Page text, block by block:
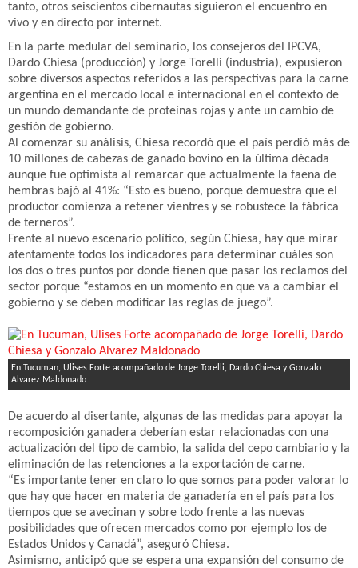
tanto, otros seiscientos cibernautas siguieron el encuentro en
vivo y en directo por internet.
En la parte medular del seminario, los consejeros del IPCVA,
Dardo Chiesa (producción) y Jorge Torelli (industria), expusieron
sobre diversos aspectos referidos a las perspectivas para la carne
argentina en el mercado local e internacional en el contexto de
un mundo demandante de proteínas rojas y ante un cambio de
gestión de gobierno.
Al comenzar su análisis, Chiesa recordó que el país perdió más de
10 millones de cabezas de ganado bovino en la última década
aunque fue optimista al remarcar que actualmente la faena de
hembras bajó al 41%: “Esto es bueno, porque demuestra que el
productor comienza a retener vientres y se robustece la fábrica
de terneros”.
Frente al nuevo escenario político, según Chiesa, hay que mirar
atentamente todos los indicadores para determinar cuáles son
los dos o tres puntos por donde tienen que pasar los reclamos del
sector porque “estamos en un momento en que va a cambiar el
gobierno y se deben modificar las reglas de juego”.
En Tucuman, Ulises Forte acompañado de Jorge Torelli, Dardo Chiesa y Gonzalo
Alvarez Maldonado
De acuerdo al disertante, algunas de las medidas para apoyar la
recomposición ganadera deberían estar relacionadas con una
actualización del tipo de cambio, la salida del cepo cambiario y la
eliminación de las retenciones a la exportación de carne.
“Es importante tener en claro lo que somos para poder valorar lo
que hay que hacer en materia de ganadería en el país para los
tiempos que se avecinan y sobre todo frente a las nuevas
posibilidades que ofrecen mercados como por ejemplo los de
Estados Unidos y Canadá”, aseguró Chiesa.
Asimismo, anticipó que se espera una expansión del consumo de